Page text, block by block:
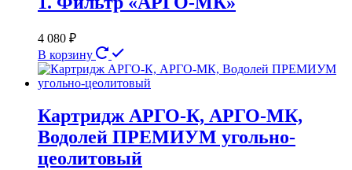
4 080 ₽
В корзину
Картридж АРГО-К, АРГО-МК,
Водолей ПРЕМИУМ угольно-
цеолитовый